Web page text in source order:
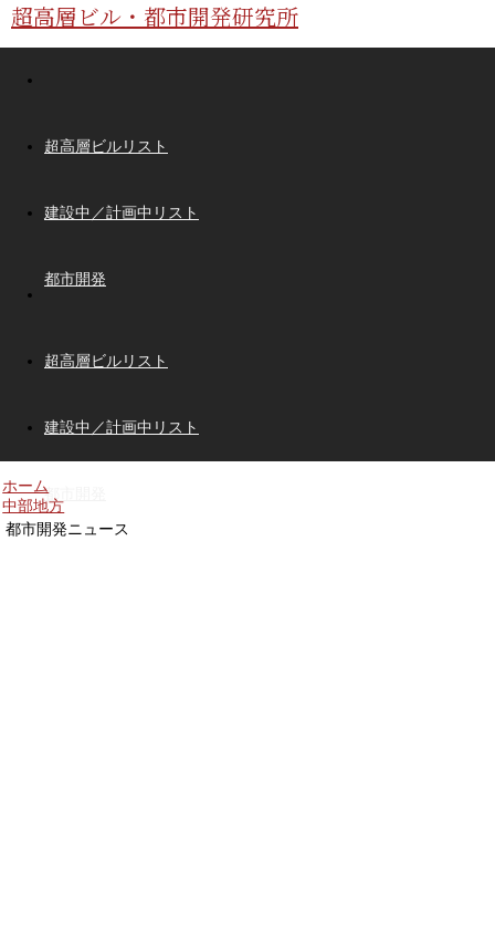
超高層ビル・都市開発研究所
超高層ビルリスト
建設中／計画中リスト
都市開発
超高層ビルリスト
建設中／計画中リスト
都市開発
ホーム
中部地方
都市開発ニュース